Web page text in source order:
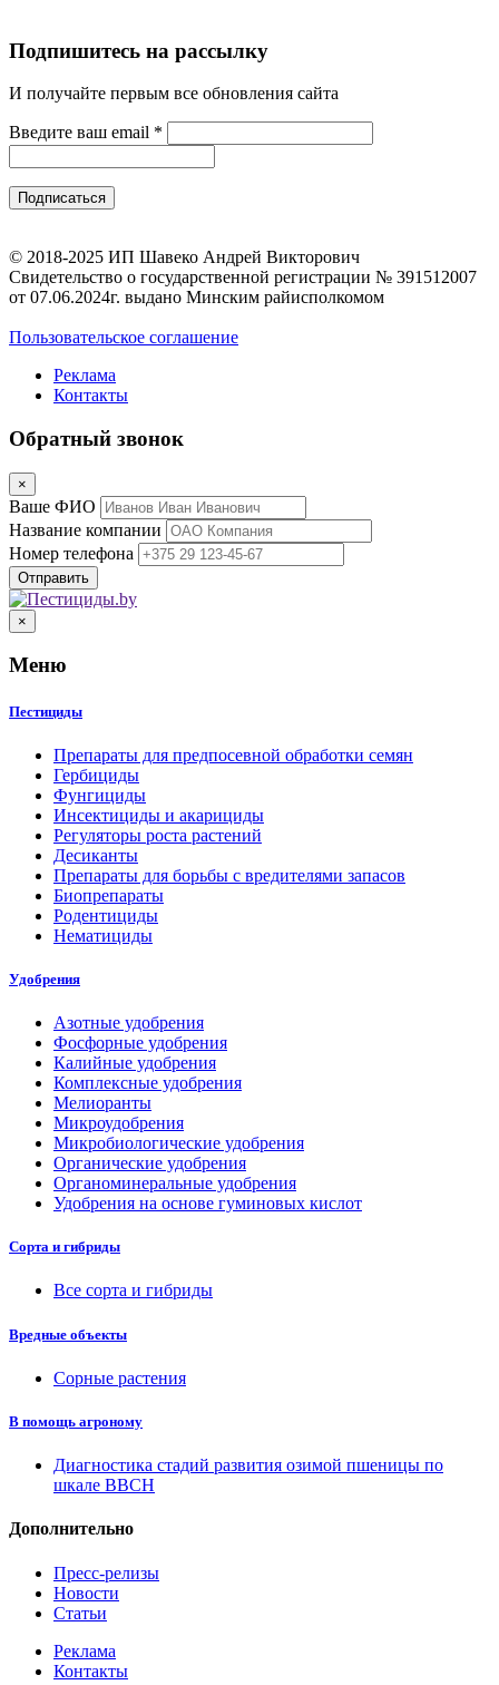
Подпишитесь на рассылку
И получайте первым все обновления сайта
Введите ваш email *
© 2018-2025 ИП Шавеко Андрей Викторович
Свидетельство о государственной регистрации № 391512007
от 07.06.2024г. выдано Минским райисполкомом
Пользовательское соглашение
Реклама
Контакты
Обратный звонок
×
Ваше ФИО
Название компании
Номер телефона
×
Меню
Пестициды
Препараты для предпосевной обработки семян
Гербициды
Фунгициды
Инсектициды и акарициды
Регуляторы роста растений
Десиканты
Препараты для борьбы с вредителями запасов
Биопрепараты
Родентициды
Нематициды
Удобрения
Азотные удобрения
Фосфорные удобрения
Калийные удобрения
Комплексные удобрения
Мелиоранты
Микроудобрения
Микробиологические удобрения
Органические удобрения
Органоминеральные удобрения
Удобрения на основе гуминовых кислот
Сорта и гибриды
Все сорта и гибриды
Вредные объекты
Сорные растения
В помощь агроному
Диагностика стадий развития озимой пшеницы по
шкале ВВСН
Дополнительно
Пресс-релизы
Новости
Статьи
Реклама
Контакты